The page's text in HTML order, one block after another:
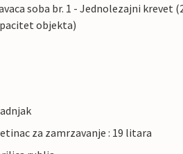
soba br. 1 - Jednolezajni krevet
objekta)
za zamrzavanje : 19 litara